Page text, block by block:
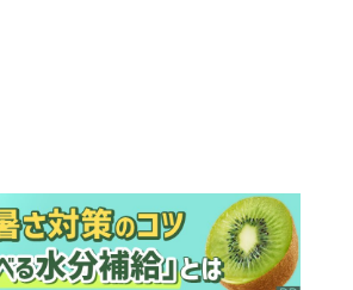
『Tシャツが乾くまで』第5話予告。心を
許しあう咲子と樹生。「もうすぐ一周忌
なんでそれが過ぎたら…」＜ネタバレあ